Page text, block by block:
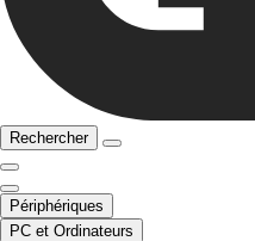
Rechercher
Périphériques
PC et Ordinateurs